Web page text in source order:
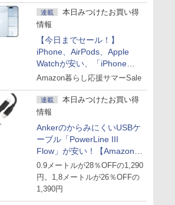
連載
本日みつけたお買い得
情報
【今日までセール！】
iPhone、AirPods、Apple
Watchが安い、「iPhone
Air」256GB版が139,800円な
Amazon暮らし応援サマーSale
連載
本日みつけたお買い得
情報
AnkerのからみにくいUSBケ
ーブル「PowerLine III
Flow」が安い！【Amazon暮
らし応援サマーSale】
0.9メートルが28％OFFの1,290
円。1,8メートルが26％OFFの
1,390円